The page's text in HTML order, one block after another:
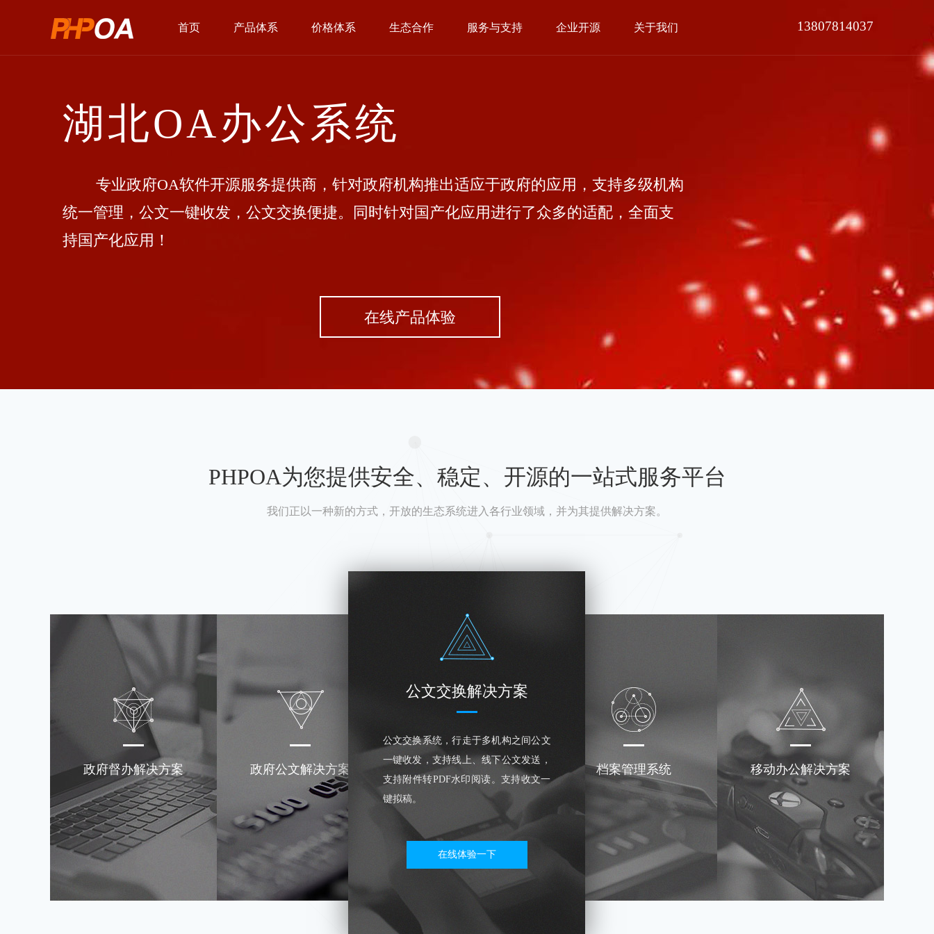
首页 产品体系 价格体系 生态合作 服务与支持 企业开源 关于我们 13807814037
湖北OA办公系统
专业政府OA软件开源服务提供商，针对政府机构推出适应于政府的应用，支持多级机构
统一管理，公文一键收发，公文交换便捷。同时针对国产化应用进行了众多的适配，全面支
持国产化应用！
在线产品体验
PHPOA为您提供安全、稳定、开源的一站式服务平台
我们正以一种新的方式，开放的生态系统进入各行业领域，并为其提供解决方案。
政府督办解决方案 政府公文解决方案
公文交换解决方案
公文交换系统，行走于多机构之间公文
一键收发，支持线上、线下公文发送，
支持附件转PDF水印阅读。支持收文一
键拟稿。
在线体验一下
档案管理系统 移动办公解决方案